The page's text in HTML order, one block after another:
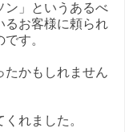
ン」というあるべ
るお客様に頼られ
す。
たかもしれません
れました。